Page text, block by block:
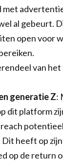
al gebeurt.
open voor
van
generatie Z:
dit platform
heeft op
op de return